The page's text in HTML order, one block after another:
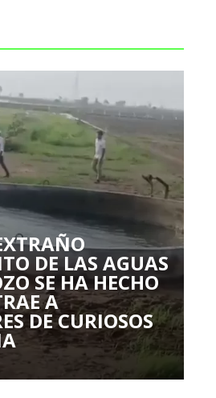
DE LAS AGUAS
SE HA HECHO
A
DE CURIOSOS